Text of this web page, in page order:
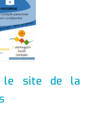
le site de la